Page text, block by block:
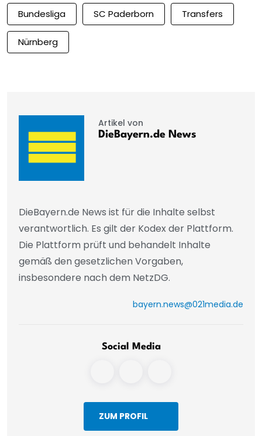
Bundesliga SC Paderborn Transfers
Nürnberg
Artikel von
DieBayern.de News
DieBayern.de News ist für die Inhalte selbst
verantwortlich. Es gilt der Kodex der Plattform.
Die Plattform prüft und behandelt Inhalte
gemäß den gesetzlichen Vorgaben,
insbesondere nach dem NetzDG.
bayern.news@021media.de
Social Media
ZUM PROFIL